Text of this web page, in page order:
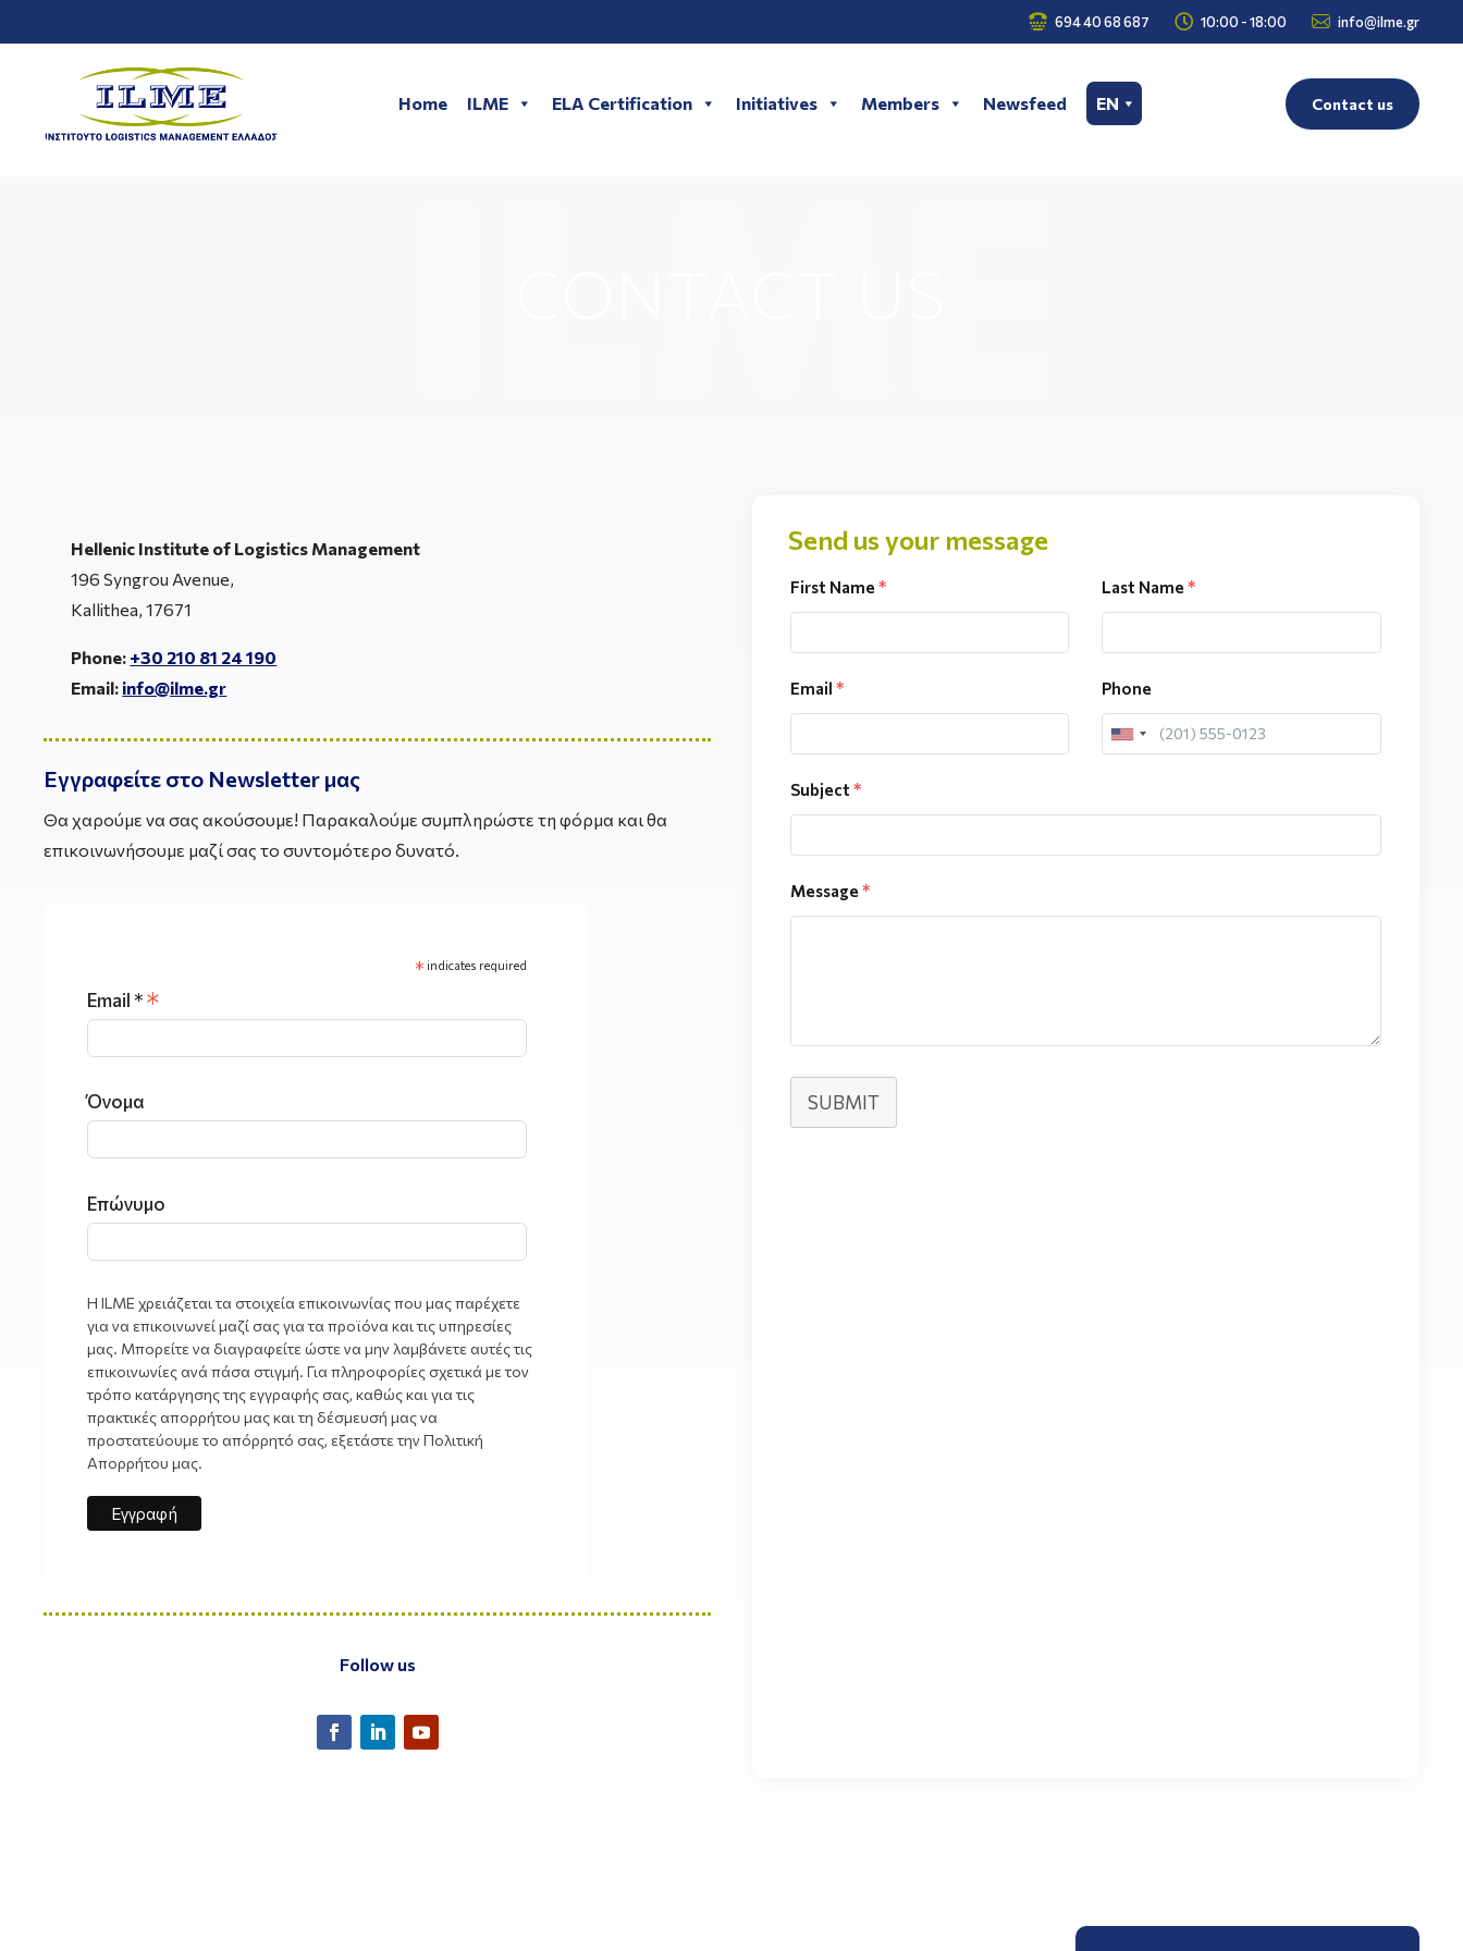
 694 40 68 687  10:00 - 18:00  info@ilme.gr
Home ILME ELA Certification Initiatives Members Newsfeed EN Contact us
Hellenic Institute of Logistics Management
196 Syngrou Avenue,
Kallithea, 17671
Phone: +30 210 81 24 190
Email: info@ilme.gr
Εγγραφείτε στο Newsletter μας
Θα χαρούμε να σας ακούσουμε! Παρακαλούμε συμπληρώστε τη φόρμα και θα
επικοινωνήσουμε μαζί σας το συντομότερο δυνατό.
* indicates required
Email **
Όνομα
Επώνυμο
Η ILME χρειάζεται τα στοιχεία επικοινωνίας που μας παρέχετε
για να επικοινωνεί μαζί σας για τα προϊόνα και τις υπηρεσίες
μας. Μπορείτε να διαγραφείτε ώστε να μην λαμβάνετε αυτές τις
επικοινωνίες ανά πάσα στιγμή. Για πληροφορίες σχετικά με τον
τρόπο κατάργησης της εγγραφής σας, καθώς και για τις
πρακτικές απορρήτου μας και τη δέσμευσή μας να
προστατεύουμε το απόρρητό σας, εξετάστε την Πολιτική
Απορρήτου μας.
Follow us
Send us your message
First Name * Last Name *
Email * Phone
Subject *
Message *
SUBMIT